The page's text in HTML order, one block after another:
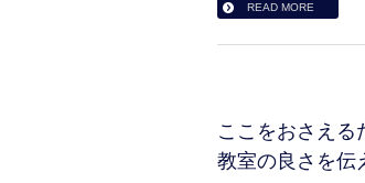
READ MORE
ここをおさえる
教室の良さを伝